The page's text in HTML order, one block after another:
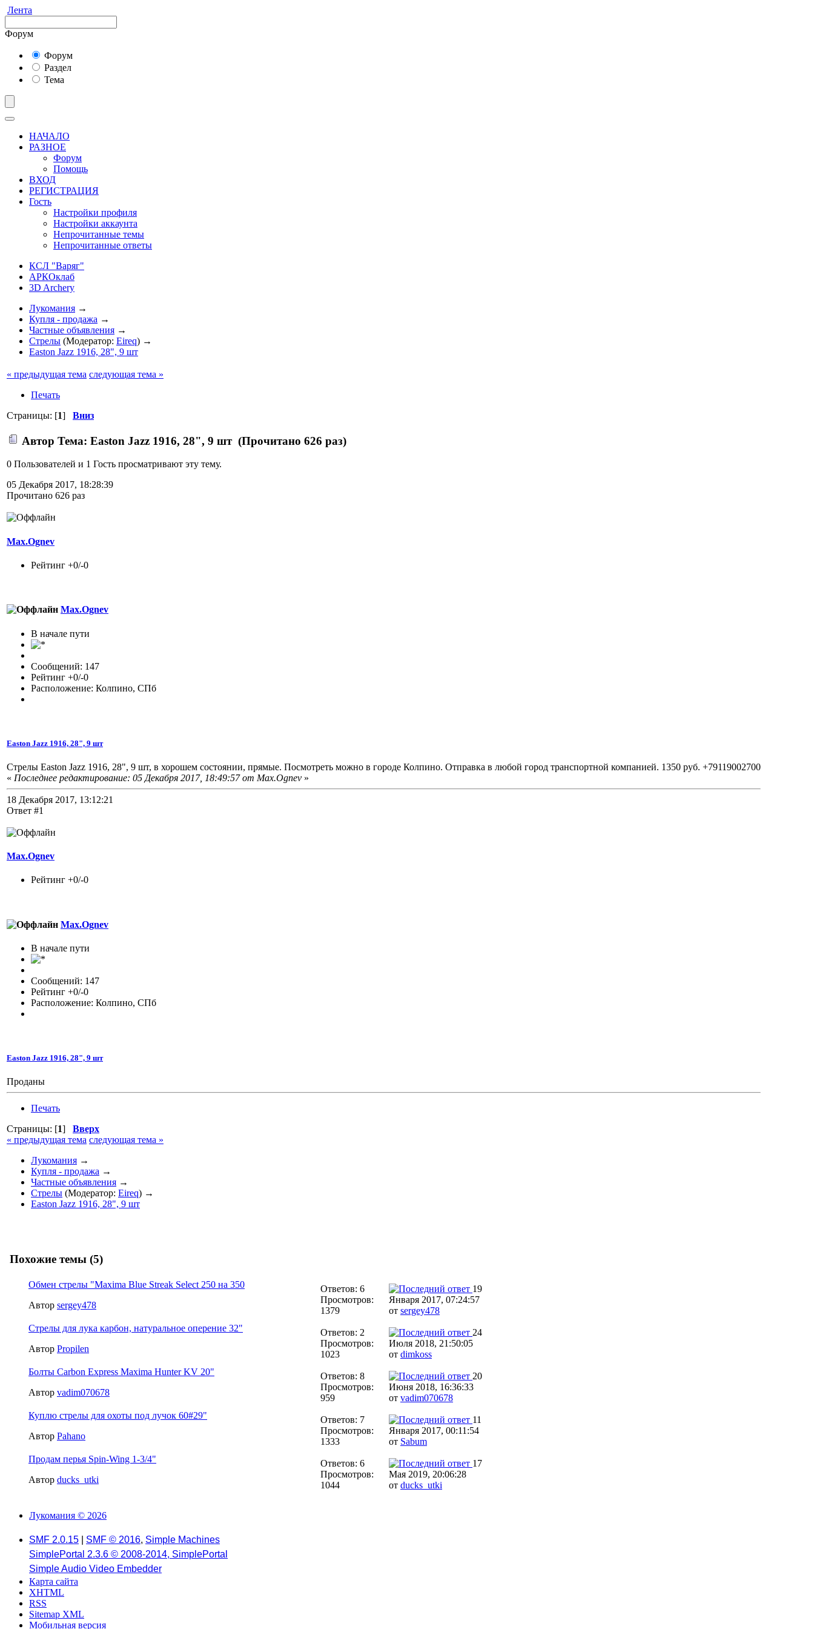
Лента
Форум
Форум
Раздел
Тема
НАЧАЛО
РАЗНОЕ
Форум
Помощь
ВХОД
РЕГИСТРАЦИЯ
Гость
Настройки профиля
Настройки аккаунта
Непрочитанные темы
Непрочитанные ответы
КСЛ "Варяг"
АРКОклаб
3D Archery
Лукомания →
Купля - продажа →
Частные объявления →
Стрелы (Модератор: Eireq) →
Easton Jazz 1916, 28", 9 шт
« предыдущая тема следующая тема »
Печать
Страницы: [1] Вниз
Автор Тема: Easton Jazz 1916, 28", 9 шт (Прочитано 626 раз)
0 Пользователей и 1 Гость просматривают эту тему.
05 Декабря 2017, 18:28:39
Прочитано 626 раз
Max.Ognev
Рейтинг +0/-0
Max.Ognev
В начале пути
Сообщений: 147
Рейтинг +0/-0
Расположение: Колпино, СПб
Easton Jazz 1916, 28", 9 шт
Стрелы Easton Jazz 1916, 28", 9 шт, в хорошем состоянии, прямые. Посмотреть можно в городе Колпино. Отправка в любой город транспортной компанией. 1350 руб. +79119002700
« Последнее редактирование: 05 Декабря 2017, 18:49:57 от Max.Ognev »
18 Декабря 2017, 13:12:21
Ответ #1
Max.Ognev
Рейтинг +0/-0
Max.Ognev
В начале пути
Сообщений: 147
Рейтинг +0/-0
Расположение: Колпино, СПб
Easton Jazz 1916, 28", 9 шт
Проданы
Печать
Страницы: [1] Вверх
« предыдущая тема следующая тема »
Лукомания →
Купля - продажа →
Частные объявления →
Стрелы (Модератор: Eireq) →
Easton Jazz 1916, 28", 9 шт
Похожие темы (5)
Обмен стрелы "Maxima Blue Streak Select 250 на 350
Автор sergey478
Ответов: 6
Просмотров:
1379
19
Января 2017, 07:24:57
от sergey478
Стрелы для лука карбон, натуральное оперение 32"
Автор Propilen
Ответов: 2
Просмотров:
1023
24
Июля 2018, 21:50:05
от dimkoss
Болты Carbon Express Maxima Hunter KV 20"
Автор vadim070678
Ответов: 8
Просмотров:
959
20
Июня 2018, 16:36:33
от vadim070678
Куплю стрелы для охоты под лучок 60#29"
Автор Pahano
Ответов: 7
Просмотров:
1333
11
Января 2017, 00:11:54
от Sabum
Продам перья Spin-Wing 1-3/4"
Автор ducks_utki
Ответов: 6
Просмотров:
1044
17
Мая 2019, 20:06:28
от ducks_utki
Лукомания © 2026
SMF 2.0.15 SMF © 2016, Simple Machines
SimplePortal 2.3.6 © 2008-2014, SimplePortal
Simple Audio Video Embedder
Карта сайта
XHTML
RSS
Sitemap XML
Мобильная версия